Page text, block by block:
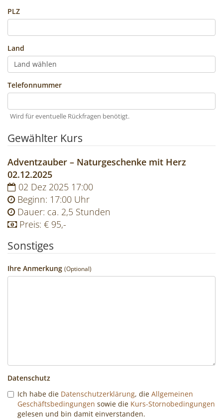
PLZ
Land
Telefonnummer
Wird für eventuelle Rückfragen benötigt.
Gewählter Kurs
Adventzauber – Naturgeschenke mit Herz
02.12.2025
02 Dez 2025 17:00
Beginn: 17:00 Uhr
Dauer: ca. 2,5 Stunden
Preis: € 95,-
Sonstiges
Ihre Anmerkung (Optional)
Datenschutz
Ich habe die Datenschutzerklärung, die Allgemeinen
Geschäftsbedingungen sowie die Kurs-Stornobedingungen
gelesen und bin damit einverstanden.